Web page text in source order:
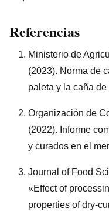
Referencias
Ministerio de
(2023). Norma de
paleta y la caña
Organización de
(2022). Informe
y curados en el
Journal of Food
«Effect of
properties of dry-